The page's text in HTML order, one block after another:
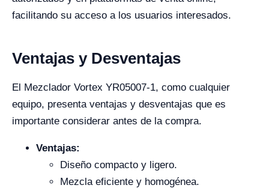
facilitando su acceso a los usuarios interesados.
Ventajas y Desventajas
El Mezclador Vortex YR05007-1, como cualquier
equipo, presenta ventajas y desventajas que es
importante considerar antes de la compra.
Ventajas:
Diseño compacto y ligero.
Mezcla eficiente y homogénea.